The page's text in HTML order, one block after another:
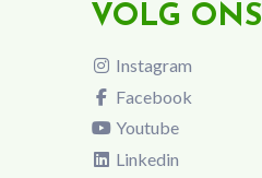
VOLG ONS
Instagram
Facebook
Youtube
Linkedin